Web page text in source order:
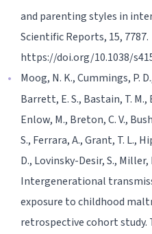
and parenting styles in
Scientific Reports, 15, 7787.
https://doi.org/10.1038/
Moog, N. K., Cummings, P.
Barrett, E. S., Bastain, T.
Enlow, M., Breton, C. V.,
S., Ferrara, A., Grant, T. L.,
D., Lovinsky-Desir, S., Miller,
Intergenerational
exposure to childhood
retrospective cohort study.